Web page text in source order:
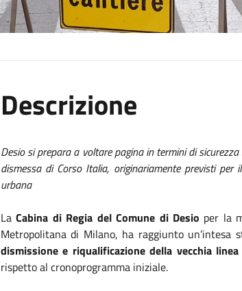
Descrizione
Desio si prepara a voltare pagina in termini di
dismessa di Corso Italia, originariamente previsti
urbana
LaCabina di Regia del Comune di Desio per la
Metropolitana di Milano, ha raggiunto un’intesa
dismissione e riqualificazione della vecchia
rispetto al cronoprogramma iniziale.